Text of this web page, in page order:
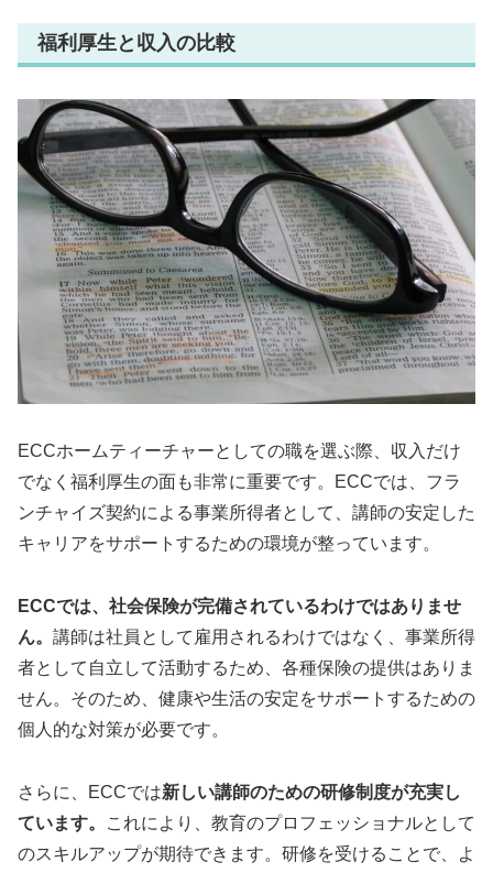
福利厚生と収入の比較
ECCホームティーチャーとしての職を選ぶ際、収入だけ
でなく福利厚生の面も非常に重要です。ECCでは、フラ
ンチャイズ契約による事業所得者として、講師の安定した
キャリアをサポートするための環境が整っています。
ECCでは、社会保険が完備されているわけではありませ
ん。 講師は社員として雇用されるわけではなく、事業所得
者として自立して活動するため、各種保険の提供はありま
せん。そのため、健康や生活の安定をサポートするための
個人的な対策が必要です。
さらに、ECCでは新しい講師のための研修制度が充実し
ています。
これにより、教育のプロフェッショナルとして
のスキルアップが期待できます。研修を受けることで、よ